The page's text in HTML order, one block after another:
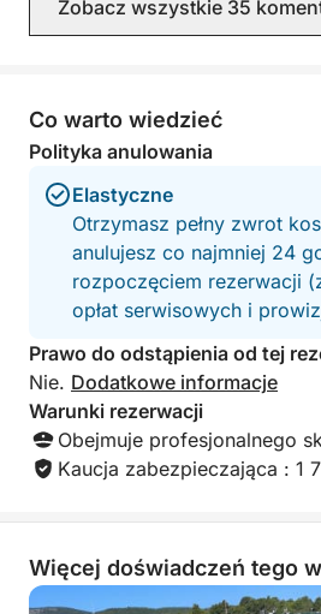
Zobacz wszystkie 35
Co warto wiedzieć
Polityka anulowania
Elastyczne
Otrzymasz pełny zwrot
anulujesz co najmniej 24
rozpoczęciem rezerwacji
opłat serwisowych i
Prawo do odstąpienia od tej
Nie. Dodatkowe informacje
Warunki rezerwacji
Obejmuje profesjonalnego
Kaucja zabezpieczająca : 1
Więcej doświadczeń tego